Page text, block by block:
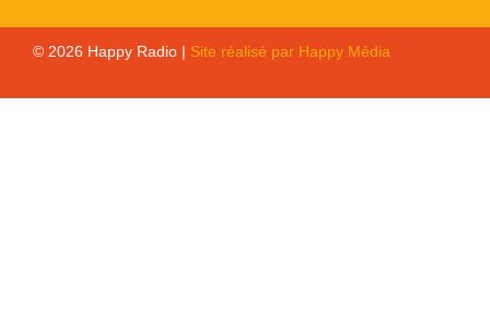
© 2026 Happy Radio | Site réalisé par Happy Média